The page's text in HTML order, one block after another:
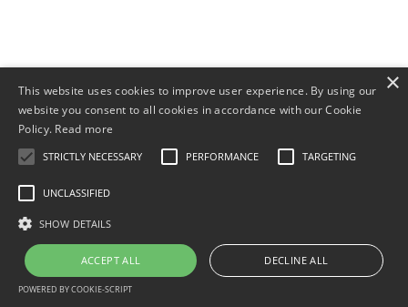
×
This website uses cookies to improve user experience. By using our
website you consent to all cookies in accordance with our Cookie
Policy. Read more
STRICTLY NECESSARY PERFORMANCE TARGETING
UNCLASSIFIED
SHOW DETAILS
ACCEPT ALL DECLINE ALL
POWERED BY COOKIE-SCRIPT